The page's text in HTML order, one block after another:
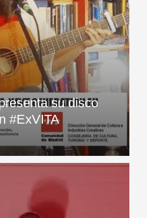
su disco
#ExVITA